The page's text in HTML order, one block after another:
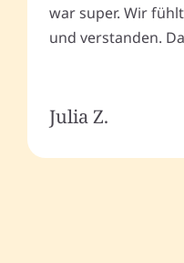
war super. Wir
und verstanden.
Julia Z.